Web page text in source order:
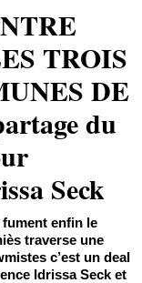
TROIS
DE
du
Seck
enfin le
traverse une
c’est un deal
Idrissa Seck et